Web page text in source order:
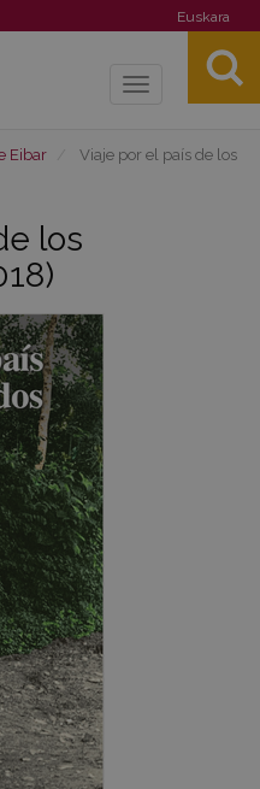
Euskara
Toggle
Eibar
Viaje por el país de los
los